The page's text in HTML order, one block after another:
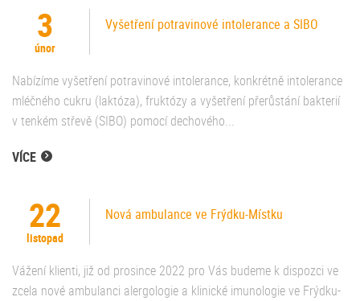
3
únor
Vyšetření potravinové intolerance a SIBO
Nabízíme vyšetření potravinové intolerance, konkrétně intolerance
mléčného cukru (laktóza), fruktózy a vyšetření přerůstání bakterií
v tenkém střevě (SIBO) pomocí dechového...
VÍCE
22
listopad
Nová ambulance ve Frýdku-Místku
Vážení klienti, již od prosince 2022 pro Vás budeme k dispozci ve
zcela nové ambulanci alergologie a klinické imunologie ve Frýdku-